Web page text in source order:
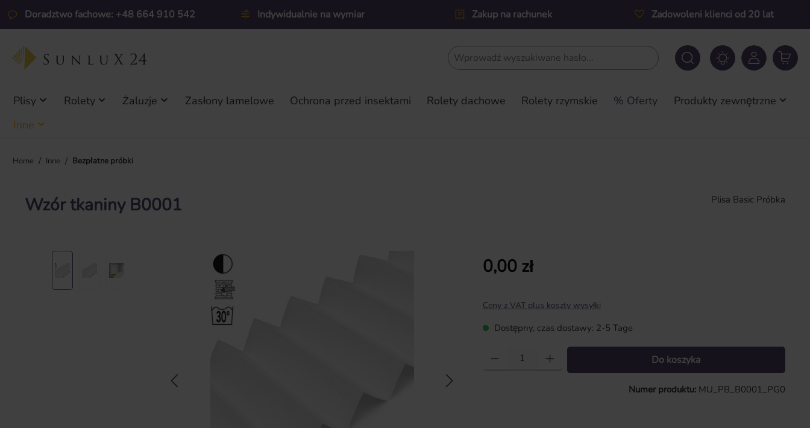
do głównej zawartości
Przejdź do wyszukiwania
Przejdź do głównej nawigacji
Doradztwo fachowe: +48 664 910 542 Indywidualnie na wymiar Zakup na rachunek Zadowoleni klienci od 20 lat
Plisy Rolety Żaluzje Zasłony lamelowe Ochrona przed insektami Rolety dachowe Rolety rzymskie % Oferty
Produkty zewnętrzne
Inne
Home / Inne / Bezpłatne próbki
Wzór tkaniny B0001 Plisa Basic Próbka
Cena regularna:
0,00 zł
Ceny z VAT plus koszty wysyłki
Dostępny, czas dostawy: 2-5 Tage
Ilość produktu: Wprowadź żądaną ilość lub użyj przycisków, aby zwiększyć lub
Do koszyka
Numer produktu: MU_PB_B0001_PG0